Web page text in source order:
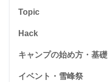
Topic
Hack
キャンプの始め方・基礎
イベント・雪峰祭